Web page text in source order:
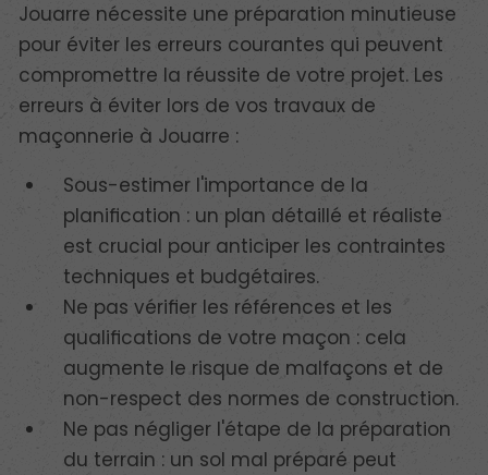
Jouarre nécessite une préparation minutieuse
pour éviter les erreurs courantes qui peuvent
compromettre la réussite de votre projet. Les
erreurs à éviter lors de vos travaux de
maçonnerie à Jouarre :
Sous-estimer l'importance de la
planification : un plan détaillé et réaliste
est crucial pour anticiper les contraintes
techniques et budgétaires.
Ne pas vérifier les références et les
qualifications de votre maçon : cela
augmente le risque de malfaçons et de
non-respect des normes de construction.
Ne pas négliger l'étape de la préparation
du terrain : un sol mal préparé peut